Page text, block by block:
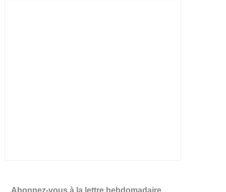
Abonnez-vous à la lettre hebdomadaire